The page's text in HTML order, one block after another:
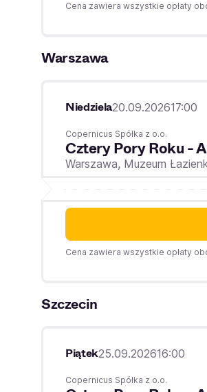
Cena zawiera wszystkie opłaty
Warszawa
Niedziela20.09.202617:00
Copernicus Spółka z o.o.
Cztery Pory Roku -
Warszawa, Muzeum
Cena zawiera wszystkie opłaty
Szczecin
Piątek25.09.202616:00
Copernicus Spółka z o.o.